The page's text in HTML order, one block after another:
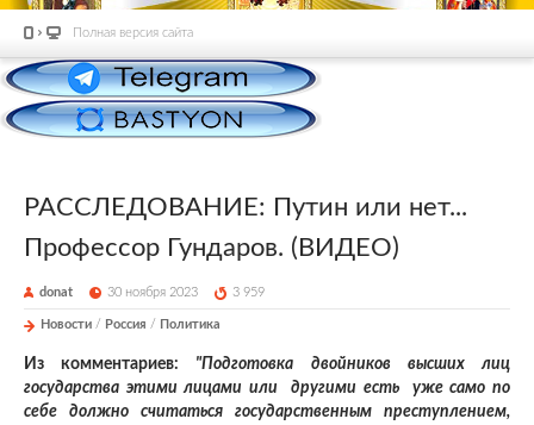
Полная версия сайта
РАССЛЕДОВАНИЕ: Путин или нет...
Профессор Гундаров. (ВИДЕО)
donat 30 ноября 2023 3 959
Новости / Россия / Политика
Из комментариев: "Подготовка двойников высших лиц
государства этими лицами или другими есть уже само по
себе должно считаться государственным преступлением,